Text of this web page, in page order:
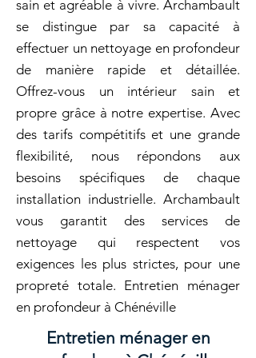
sain et agréable à vivre. Archambault
se distingue par sa capacité à
effectuer un nettoyage en profondeur
de manière rapide et détaillée.
Offrez-vous un intérieur sain et
propre grâce à notre expertise. Avec
des tarifs compétitifs et une grande
flexibilité, nous répondons aux
besoins spécifiques de chaque
installation industrielle. Archambault
vous garantit des services de
nettoyage qui respectent vos
exigences les plus strictes, pour une
propreté totale. Entretien ménager
en profondeur à Chénéville
Entretien ménager en